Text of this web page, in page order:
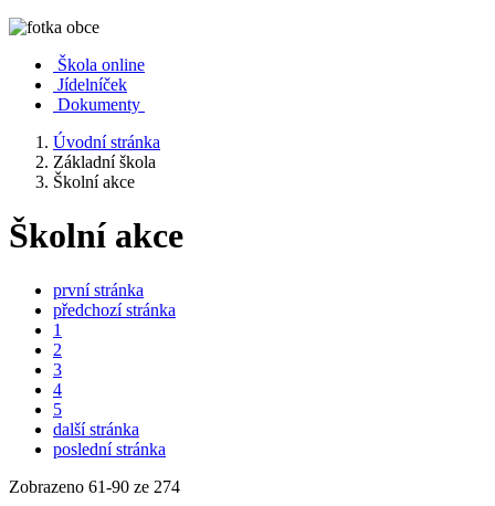
Škola online
Jídelníček
Dokumenty
Úvodní stránka
Základní škola
Školní akce
Školní akce
první stránka
předchozí stránka
1
2
3
4
5
další stránka
poslední stránka
Zobrazeno 61-90 ze 274